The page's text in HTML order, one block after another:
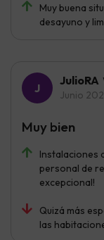
Muy buena
desayuno y
JulioRA
Junio
Instalaciones
personal de
excepcional!
Quizá más
las
Muy bien